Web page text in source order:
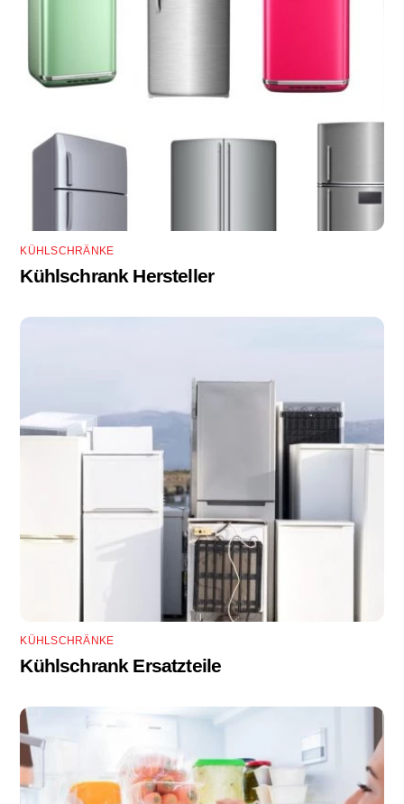
KÜHLSCHRÄNKE
Kühlschrank Hersteller
KÜHLSCHRÄNKE
Kühlschrank Ersatzteile